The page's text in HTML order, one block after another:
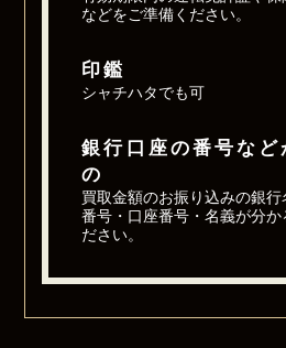
などをご準備ください。
印鑑
シャチハタでも可
銀行口座の番号など
の
買取金額のお振り込みの銀
番号・口座番号・名義が分か
ださい。